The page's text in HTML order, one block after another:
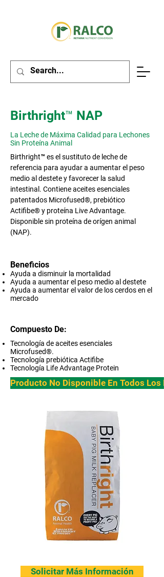
Birthright™ NAP
La Leche de Máxima Calidad para Lechones
Sin Proteína Animal
Birthright™ es el sustituto de leche de
referencia para ayudar a aumentar el peso
medio al destete y favorecer la salud
intestinal. Contiene aceites esenciales
patentados Microfused®, prebiótico
Actifibe® y proteína Live Advantage.
Disponible sin proteína de orígen animal
(NAP).
Beneficios
Ayuda a disminuir la mortalidad
Ayuda a aumentar el peso medio al destete
Ayuda a aumentar el valor de los cerdos en el
mercado
Compuesto De:
Tecnología de aceites esenciales
Microfused®.
Tecnología prebiótica Actifibe
Tecnología Life Advantage Protein
Producto No Disponible En Todos Los
Solicitar Más Información